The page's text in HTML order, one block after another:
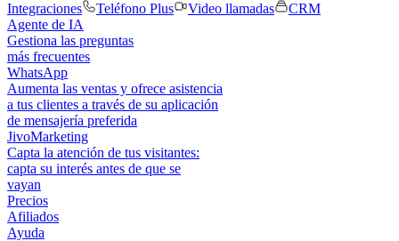
Integraciones
Teléfono Plus Video llamadas
CRM
Agente de IA
Gestiona las preguntas
más frecuentes
WhatsApp
Aumenta las ventas y ofrece asistencia
a tus clientes a través de su aplicación
de mensajería preferida
JivoMarketing
Capta la atención de tus visitantes:
capta su interés antes de que se
vayan
Precios
Afiliados
Ayuda